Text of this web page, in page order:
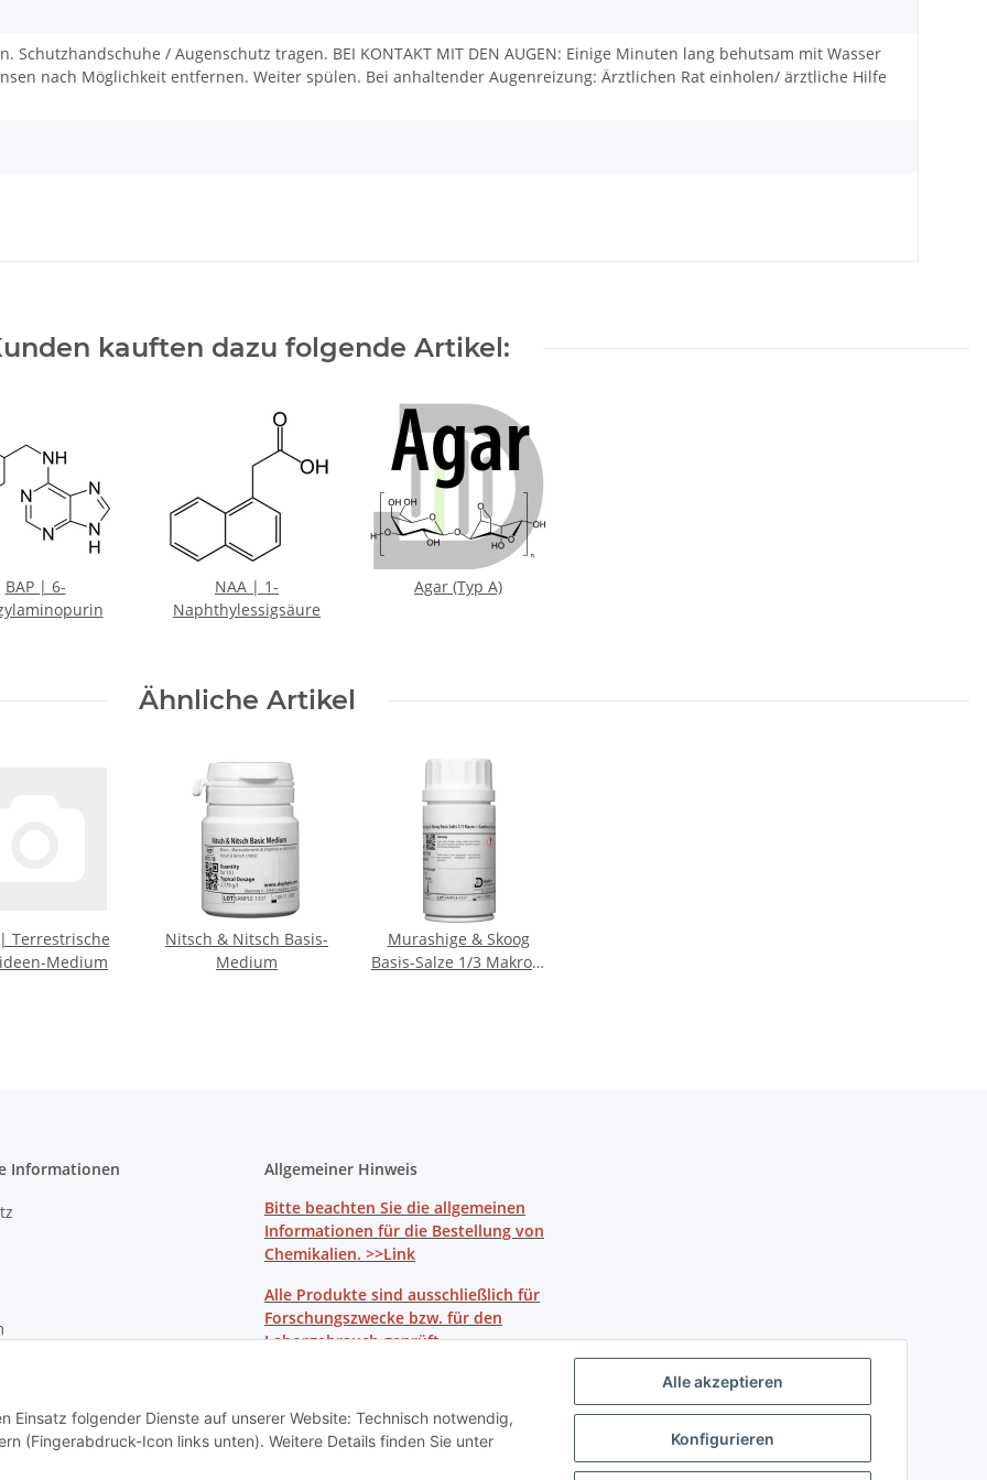
Alle akzeptieren
Konfigurieren
Einsatz folgender Dienste auf unserer Website: Technisch notwendig,
(Fingerabdruck-Icon links unten). Weitere Details finden Sie unter
Schutzhandschuhe / Augenschutz tragen. BEI KONTAKT MIT DEN AUGEN: Einige Minuten lang behutsam mit Wasser
nach Möglichkeit entfernen. Weiter spülen. Bei anhaltender Augenreizung: Ärztlichen Rat einholen/ ärztliche Hilfe
kauften dazu folgende Artikel:
BAP | 6-
NAA | 1-
Naphthylessigsäure
Agar (Typ A)
Ähnliche Artikel
Terrestrische
Medium
Nitsch & Nitsch Basis-
Medium
Murashige & Skoog
Basis-Salze 1/3 Makro +
Informationen
Allgemeiner Hinweis
Bitte beachten Sie die allgemeinen
Informationen für die Bestellung von
Chemikalien. >>Link
Alle Produkte sind ausschließlich für
Forschungszwecke bzw. für den
Laborgebrauch geprüft.